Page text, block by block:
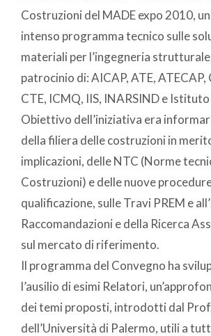
Costruzioni del MADE expo 2010,
intenso programma tecnico sulle
materiali per l’ingegneria
patrocinio di: AICAP, ATE, ATECAP,
CTE, ICMQ, IIS, INARSIND e
Obiettivo dell’iniziativa era
della filiera delle costruzioni in
implicazioni, delle NTC (Norme
Costruzioni) e delle nuove
qualificazione, sulle Travi PREM e
Raccomandazioni e della Ricerca
sul mercato di riferimento.
Il programma del Convegno ha
l’ausilio di esimi Relatori,
dei temi proposti, introdotti dal
dell’Università di Palermo, utili a